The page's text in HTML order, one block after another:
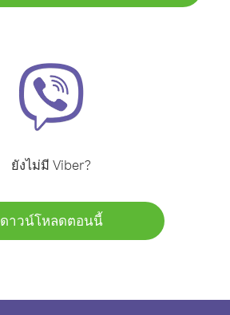
ยังไม่มี Viber?
ดาวน์โหลดตอนนี้